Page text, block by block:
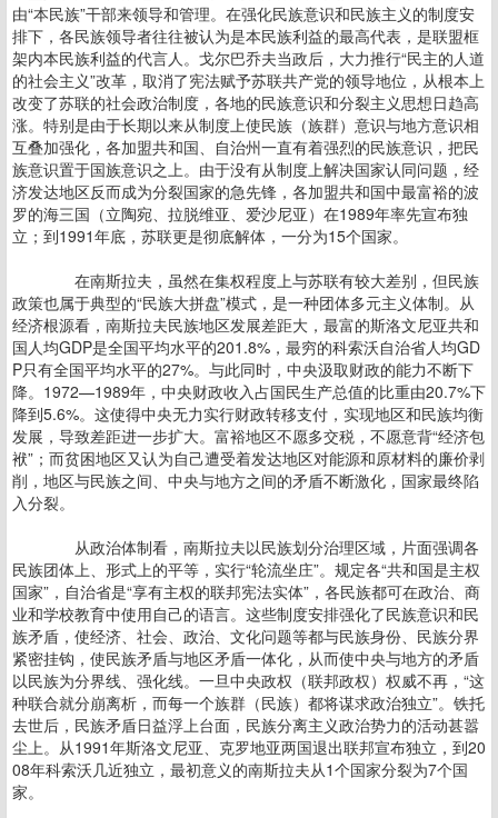
由“本民族”干部来领导和管理。在强化民族意识和民族主义的制度安
排下，各民族领导者往往被认为是本民族利益的最高代表，是联盟框
架内本民族利益的代言人。戈尔巴乔夫当政后，大力推行“民主的人道
的社会主义”改革，取消了宪法赋予苏联共产党的领导地位，从根本上
改变了苏联的社会政治制度，各地的民族意识和分裂主义思想日趋高
涨。特别是由于长期以来从制度上使民族（族群）意识与地方意识相
互叠加强化，各加盟共和国、自治州一直有着强烈的民族意识，把民
族意识置于国族意识之上。由于没有从制度上解决国家认同问题，经
济发达地区反而成为分裂国家的急先锋，各加盟共和国中最富裕的波
罗的海三国（立陶宛、拉脱维亚、爱沙尼亚）在1989年率先宣布独
立；到1991年底，苏联更是彻底解体，一分为15个国家。
在南斯拉夫，虽然在集权程度上与苏联有较大差别，但民族
政策也属于典型的“民族大拼盘”模式，是一种团体多元主义体制。从
经济根源看，南斯拉夫民族地区发展差距大，最富的斯洛文尼亚共和
国人均GDP是全国平均水平的201.8%，最穷的科索沃自治省人均GD
P只有全国平均水平的27%。与此同时，中央汲取财政的能力不断下
降。1972—1989年，中央财政收入占国民生产总值的比重由20.7%下
降到5.6%。这使得中央无力实行财政转移支付，实现地区和民族均衡
发展，导致差距进一步扩大。富裕地区不愿多交税，不愿意背“经济包
袱”；而贫困地区又认为自己遭受着发达地区对能源和原材料的廉价剥
削，地区与民族之间、中央与地方之间的矛盾不断激化，国家最终陷
入分裂。
从政治体制看，南斯拉夫以民族划分治理区域，片面强调各
民族团体上、形式上的平等，实行“轮流坐庄”。规定各“共和国是主权
国家”，自治省是“享有主权的联邦宪法实体”，各民族都可在政治、商
业和学校教育中使用自己的语言。这些制度安排强化了民族意识和民
族矛盾，使经济、社会、政治、文化问题等都与民族身份、民族分界
紧密挂钩，使民族矛盾与地区矛盾一体化，从而使中央与地方的矛盾
以民族为分界线、强化线。一旦中央政权（联邦政权）权威不再，“这
种联合就分崩离析，而每一个族群（民族）都将谋求政治独立”。铁托
去世后，民族矛盾日益浮上台面，民族分离主义政治势力的活动甚嚣
尘上。从1991年斯洛文尼亚、克罗地亚两国退出联邦宣布独立，到20
08年科索沃几近独立，最初意义的南斯拉夫从1个国家分裂为7个国
家。